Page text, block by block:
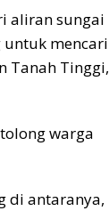
aliran sungai
untuk mencari
Tanah Tinggi,
warga
di antaranya,